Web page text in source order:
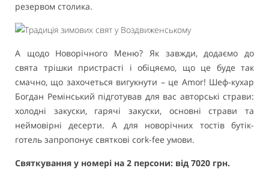
резервом столика.
А щодо Новорічного Меню? Як завжди, додаємо до
свята трішки пристрасті і обіцяємо, що це буде так
смачно, що захочеться вигукнути – це Аmor! Шеф-кухар
Богдан Ремінський підготував для вас авторські страви:
холодні закуски, гарячі закуски, основні страви та
неймовірні десерти. А для новорічних тостів бутік-
готель запропонує святкові cork-fee умови.
Святкування у номері на 2 персони: від 7020 грн.